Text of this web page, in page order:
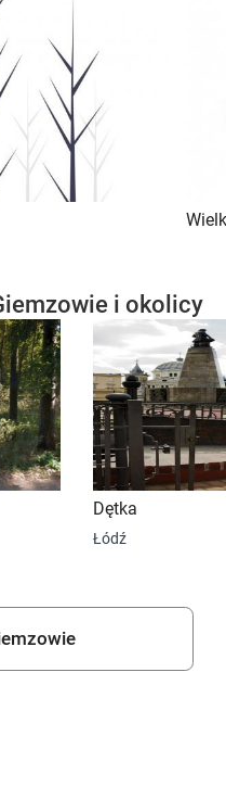
i okolicy
Dętka
Łódź